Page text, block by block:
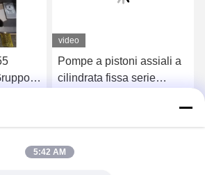
video
Pompe a pistoni assiali a
cilindrata fissa serie
A4FO125_30L-
PZB25U33, ricambi
pompa idraulica
5:42 AM